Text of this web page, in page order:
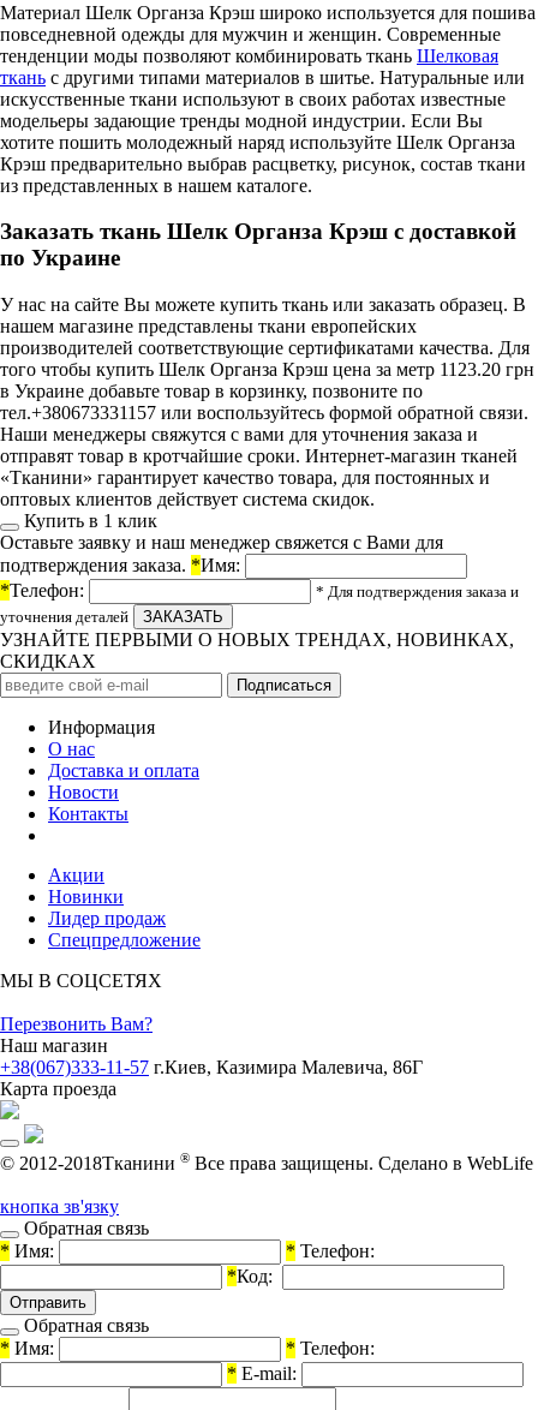
Материал Шелк Органза Крэш широко используется для пошива
повседневной одежды для мужчин и женщин. Современные
тенденции моды позволяют комбинировать ткань Шелковая
ткань с другими типами материалов в шитье. Натуральные или
искусственные ткани используют в своих работах известные
модельеры задающие тренды модной индустрии. Если Вы
хотите пошить молодежный наряд используйте Шелк Органза
Крэш предварительно выбрав расцветку, рисунок, состав ткани
из представленных в нашем каталоге.
Заказать ткань Шелк Органза Крэш с доставкой
по Украине
У нас на сайте Вы можете купить ткань или заказать образец. В
нашем магазине представлены ткани европейских
производителей соответствующие сертификатами качества. Для
того чтобы купить Шелк Органза Крэш цена за метр 1123.20 грн
в Украине добавьте товар в корзинку, позвоните по
тел.+380673331157 или воспользуйтесь формой обратной связи.
Наши менеджеры свяжутся с вами для уточнения заказа и
отправят товар в кротчайшие сроки. Интернет-магазин тканей
«Тканини» гарантирует качество товара, для постоянных и
оптовых клиентов действует система скидок.
Купить в 1 клик
Оставьте заявку и наш менеджер свяжется с Вами для
подтверждения заказа. *Имя:
*Телефон:
* Для подтверждения заказа и
уточнения деталей
УЗНАЙТЕ ПЕРВЫМИ О НОВЫХ ТРЕНДАХ, НОВИНКАХ,
СКИДКАХ
Информация
О нас
Доставка и оплата
Новости
Контакты
Акции
Новинки
Лидер продаж
Спецпредложение
МЫ В СОЦСЕТЯХ
Перезвонить Вам?
Наш магазин
+38(067)333-11-57 г.Киев, Казимира Малевича, 86Г
Карта проезда
© 2012-2018Тканини ® Все права защищены. Cделано в WebLife
кнопка зв'язку
Обратная связь
* Имя: * Телефон:
*Код:
Обратная связь
* Имя: * Телефон:
* E-mail: